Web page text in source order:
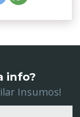
info?
Insumos!